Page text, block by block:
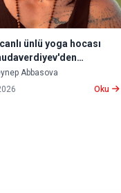
ünlü yoga hocası
İçin İçsel Bir Yolculuk
Abbasova
Oku